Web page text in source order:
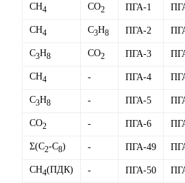
CH4 CО2 ПГА-1
CH4 C3H8 ПГА-2
C3H8 CО2 ПГА-3
CH4 - ПГА-4
C3H8 - ПГА-5
CО2 - ПГА-6
Σ(C2-C8) - ПГА-49
CH4(ПДК) - ПГА-50